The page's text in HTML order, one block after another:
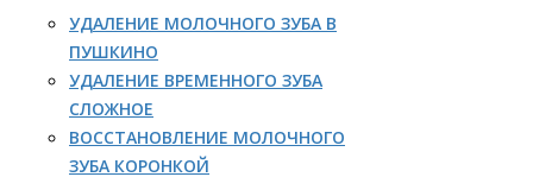
УДАЛЕНИЕ МОЛОЧНОГО ЗУБА В
ПУШКИНО
УДАЛЕНИЕ ВРЕМЕННОГО ЗУБА
СЛОЖНОЕ
ВОССТАНОВЛЕНИЕ МОЛОЧНОГО
ЗУБА КОРОНКОЙ